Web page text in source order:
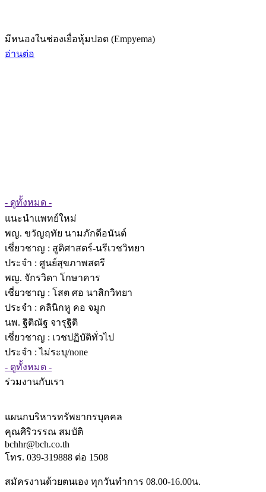
มีหนองในช่องเยื่อหุ้มปอด (Empyema)
อ่านต่อ
- ดูทั้งหมด -
แนะนำแพทย์ใหม่
พญ. ขวัญฤทัย นามภักดีอนันต์
เชี่ยวชาญ : สูติศาสตร์-นรีเวชวิทยา
ประจำ : ศูนย์สุขภาพสตรี
พญ. จักรวิดา โกษาคาร
เชี่ยวชาญ : โสต ศอ นาสิกวิทยา
ประจำ : คลินิกหู คอ จมูก
นพ. ฐิติณัฐ จารุฐิติ
เชี่ยวชาญ : เวชปฏิบัติทั่วไป
ประจำ : ไม่ระบุ/none
- ดูทั้งหมด -
ร่วมงานกับเรา
แผนกบริหารทรัพยากรบุคคล
คุณศิริวรรณ สมบัติ
bchhr@bch.co.th
โทร. 039-319888 ต่อ 1508
สมัครงานด้วยตนเอง ทุกวันทำการ 08.00-16.00น.